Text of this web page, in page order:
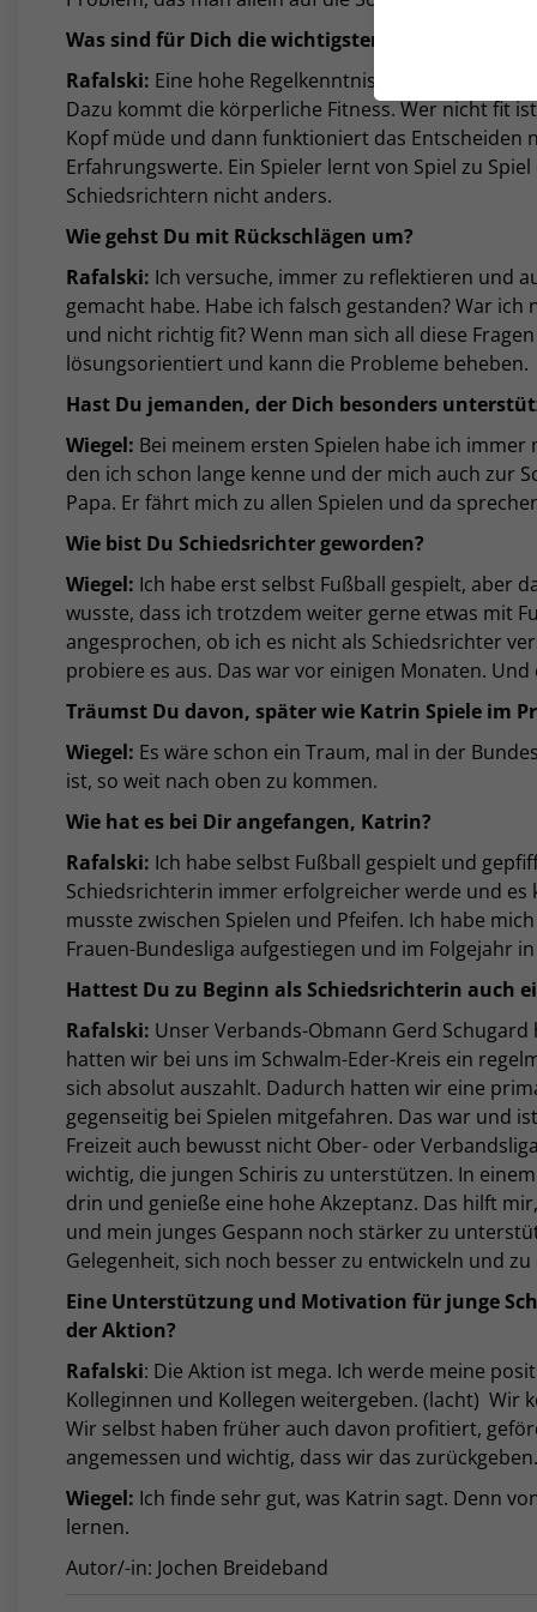
Was sind für Dich die wichtigsten Werkzeuge aus
Rafalski: Eine hohe Regelkenntnis ist die
Dazu kommt die körperliche Fitness. Wer nicht fit
Kopf müde und dann funktioniert das Entscheiden
Erfahrungswerte. Ein Spieler lernt von Spiel zu
Schiedsrichtern nicht anders.
Wie gehst Du mit Rückschlägen um?
Rafalski: Ich versuche, immer zu reflektieren und
gemacht habe. Habe ich falsch gestanden? War
und nicht richtig fit? Wenn man sich all diese
lösungsorientiert und kann die Probleme beheben.
Hast Du jemanden, der Dich besonders
Wiegel: Bei meinem ersten Spielen habe ich
den ich schon lange kenne und der mich auch zur
Papa. Er fährt mich zu allen Spielen und da
Wie bist Du Schiedsrichter geworden?
Wiegel: Ich habe erst selbst Fußball gespielt, aber
wusste, dass ich trotzdem weiter gerne etwas mit
angesprochen, ob ich es nicht als Schiedsrichter
probiere es aus. Das war vor einigen Monaten.
Träumst Du davon, später wie Katrin Spiele im
Wiegel: Es wäre schon ein Traum, mal in der
ist, so weit nach oben zu kommen.
Wie hat es bei Dir angefangen, Katrin?
Rafalski: Ich habe selbst Fußball gespielt und
Schiedsrichterin immer erfolgreicher werde und
musste zwischen Spielen und Pfeifen. Ich habe
Frauen-Bundesliga aufgestiegen und im Folgejahr
Hattest Du zu Beginn als Schiedsrichterin auch
Rafalski: Unser Verbands-Obmann Gerd
hatten wir bei uns im Schwalm-Eder-Kreis ein
sich absolut auszahlt. Dadurch hatten wir eine
gegenseitig bei Spielen mitgefahren. Das war und
Freizeit auch bewusst nicht Ober- oder
wichtig, die jungen Schiris zu unterstützen. In
drin und genieße eine hohe Akzeptanz. Das hilft
und mein junges Gespann noch stärker zu
Gelegenheit, sich noch besser zu entwickeln und
Eine Unterstützung und Motivation für junge
der Aktion?
Rafalski: Die Aktion ist mega. Ich werde meine
Kolleginnen und Kollegen weitergeben. (lacht) Wir
Wir selbst haben früher auch davon profitiert,
angemessen und wichtig, dass wir das zurückgeben.
Wiegel: Ich finde sehr gut, was Katrin sagt. Denn
lernen.
Autor/-in: Jochen Breideband